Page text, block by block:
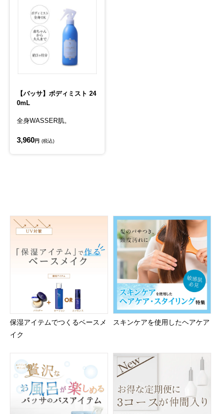
【バッサ】ボディミスト 24
0mL
全身WASSER肌。
3,960円 (税込)
保湿アイテムでつくるベースメ
イク
スキンケアを使用したヘアケア